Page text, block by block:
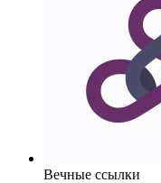
Вечные ссылки